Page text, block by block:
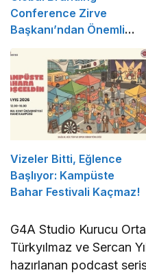
Conference Zirve
Başkanı’ndan Önemli
Açıklama
Vizeler Bitti, Eğlence
Başlıyor: Kampüste
Bahar Festivali Kaçmaz!
G4A Studio Kurucu
Türkyılmaz ve Sercan
hazırlanan podcast